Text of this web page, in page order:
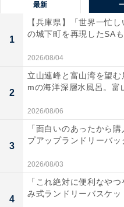
最新
1
【兵庫県】「世界一忙
の城下町を再現したSA
2026/08/04
2
立山連峰と富山湾を望
mの海洋深層水風呂。富
2026/08/06
3
「面白いのあったから
プアップランドリーバッ
2026/08/03
4
「これ絶対に便利なや
み式ランドリーバスケッ